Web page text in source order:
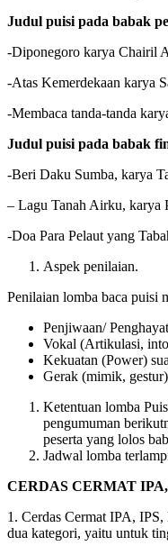
Judul puisi pada babak
-Diponegoro karya Chairil
-Atas Kemerdekaan karya
-Membaca tanda-tanda
Judul puisi pada babak
-Beri Daku Sumba, karya
– Lagu Tanah Airku, karya
-Doa Para Pelaut yang
Aspek penilaian.
Penilaian lomba baca puisi
Penjiwaan/
Vokal (Artikulasi,
Kekuatan (Power)
Gerak (mimik,
Ketentuan lomba
pengumuman
peserta yang lolos
Jadwal lomba
CERDAS CERMAT
1. Cerdas Cermat IPA,
dua kategori, yaitu untuk